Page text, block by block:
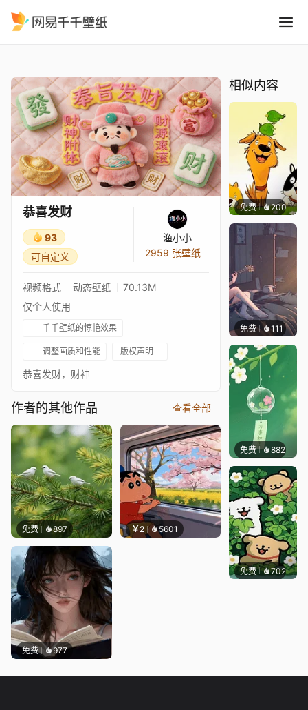
恭喜发财
93
可自定义
渔小小
2959 张壁纸
视频格式 动态壁纸
70.13M
仅个人使用
千千壁纸的惊艳效果
调整画质和性能 版权声明
恭喜发财，财神
作者的其他作品 查看全部
免费 897 ￥2 5601
免费 977
相似内容
免费 200渔小小
免费 111
免费 882好看
免费 702渔小小